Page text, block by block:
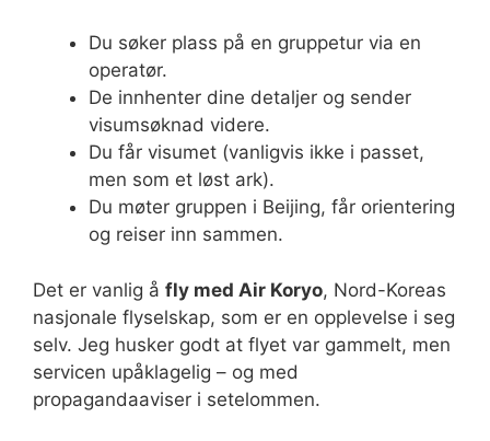
Du søker plass på en gruppetur via en
operatør.
De innhenter dine detaljer og sender
visumsøknad videre.
Du får visumet (vanligvis ikke i passet,
men som et løst ark).
Du møter gruppen i Beijing, får orientering
og reiser inn sammen.
Det er vanlig å fly med Air Koryo, Nord-Koreas
nasjonale flyselskap, som er en opplevelse i seg
selv. Jeg husker godt at flyet var gammelt, men
servicen upåklagelig – og med
propagandaaviser i setelommen.